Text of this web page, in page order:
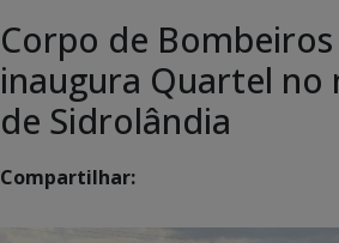
Corpo de
inaugura Quartel no
de Sidrolândia
Compartilhar: